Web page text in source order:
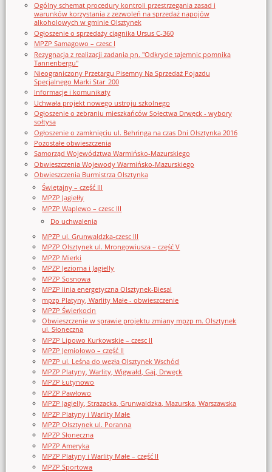
Ogólny schemat procedury kontroli przestrzegania zasad i
warunków korzystania z zezwoleń na sprzedaż napojów
alkoholowych w gminie Olsztynek
Ogłoszenie o sprzedaży ciągnika Ursus C-360
MPZP Samagowo – czesc I
Rezygnacja z realizacji zadania pn. "Odkrycie tajemnic pomnika
Tannenbergu"
Nieograniczony Przetargu Pisemny Na Sprzedaż Pojazdu
Specjalnego Marki Star_200
Informacje i komunikaty
Uchwała projekt nowego ustroju szkolnego
Ogłoszenie o zebraniu mieszkańców Sołectwa Drwęck - wybory
sołtysa
Ogłoszenie o zamknięciu ul. Behringa na czas Dni Olsztynka 2016
Pozostałe obwieszczenia
Samorząd Województwa Warmińsko-Mazurskiego
Obwieszczenia Wojewody Warmińsko-Mazurskiego
Obwieszczenia Burmistrza Olsztynka
Świętajny – część III
MPZP Jagiełły
MPZP Waplewo – czesc III
Do uchwalenia
MPZP ul. Grunwaldzka-czesc III
MPZP Olsztynek ul. Mrongowiusza – część V
MPZP Mierki
MPZP Jeziorna i Jagielly
MPZP Sosnowa
MPZP linia energetyczna Olsztynek-Biesal
mpzp Platyny, Warlity Małe - obwieszczenie
MPZP Świerkocin
Obwieszczenie w sprawie projektu zmiany mpzp m. Olsztynek
ul. Słoneczna
MPZP Lipowo Kurkowskie – czesc II
MPZP Jemiołowo – część II
MPZP ul. Leśna do węzła Olsztynek Wschód
MPZP Platyny, Warlity, Wigwałd, Gaj, Drwęck
MPZP Łutynowo
MPZP Pawłowo
MPZP Jagielly, Strazacka, Grunwaldzka, Mazurska, Warszawska
MPZP Platyny i Warlity Małe
MPZP Olsztynek ul. Poranna
MPZP Słoneczna
MPZP Ameryka
MPZP Platyny i Warlity Małe – część II
MPZP Sportowa